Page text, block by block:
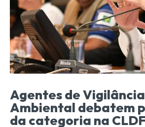
Agentes de Vigilância
Ambiental debatem
da categoria na CLDF